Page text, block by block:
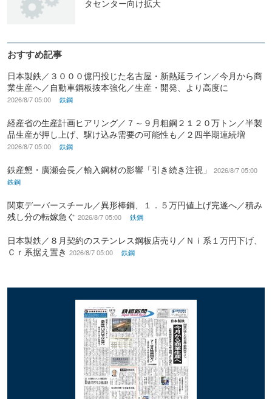
タセンター向け拡大
おすすめ記事
日本製鉄／３０００億円投じた名古屋・新熱延ライン／今月から商
業生産へ／自動車鋼板抜本強化／生産・開発、より高度に
2026/8/7 05:00 鉄鋼
経産省の生産計画ヒアリング／７～９月粗鋼２１２０万トン／半製
品生産が押し上げ、駆け込み需要の可能性も／２四半期連続増
2026/8/7 05:00 鉄鋼
鉄産懇・廣瀬会長／輸入鋼材の影響「引き続き注視」
2026/8/7 05:00
鉄鋼
関東デーバースチール／異形棒鋼、１．５万円値上げ完遂へ／積み
残し分の転嫁急ぐ 2026/8/7 05:00 鉄鋼
日本製鉄／８月契約のステンレス鋼板店売り／Ｎｉ系１万円下げ、
Ｃｒ系据え置き 2026/8/7 05:00 鉄鋼